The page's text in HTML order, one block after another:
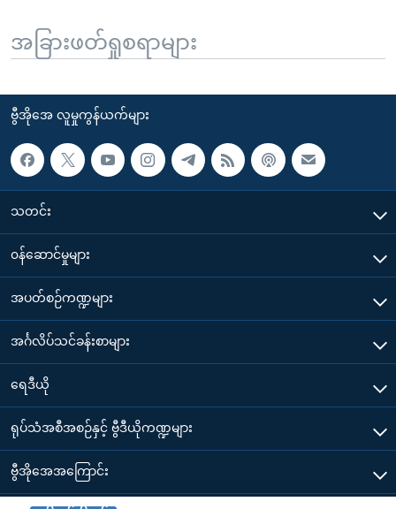
အခြားဖတ်ရှုစရာများ
ဗွီအိုအေ လူမှုကွန်ယက်များ
သတင်း
၀န်ဆောင်မှုများ
အပတ်စဉ်ကဏ္ဍများ
အင်္ဂလိပ်သင်ခန်းစာများ
ရေဒီယို
ရုပ်သံအစီအစဉ်နှင့် ဗွီဒီယိုကဏ္ဍများ
ဗွီအိုအေအကြောင်း